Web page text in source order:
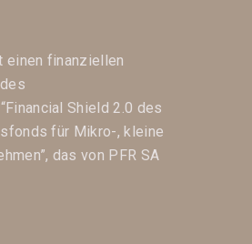
einen finanziellen
Shield 2.0 des
für Mikro-, kleine
das von PFR SA